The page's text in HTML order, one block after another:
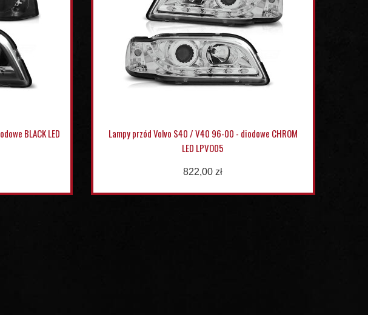
BLACK LED
Lampy przód Volvo S40 / V40 96-00 - diodowe CHROM
LED LPVO05
822,00 zł